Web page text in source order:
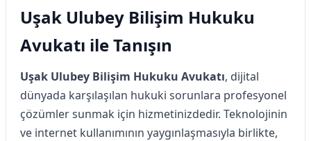
Uşak Ulubey Bilişim Hukuku
Avukatı ile Tanışın
Uşak Ulubey Bilişim Hukuku Avukatı, dijital
dünyada karşılaşılan hukuki sorunlara profesyonel
çözümler sunmak için hizmetinizdedir. Teknolojinin
ve internet kullanımının yaygınlaşmasıyla birlikte,